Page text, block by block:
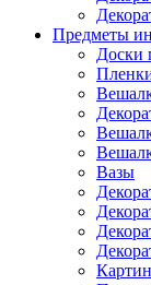
Предметы
Доски
Вазы